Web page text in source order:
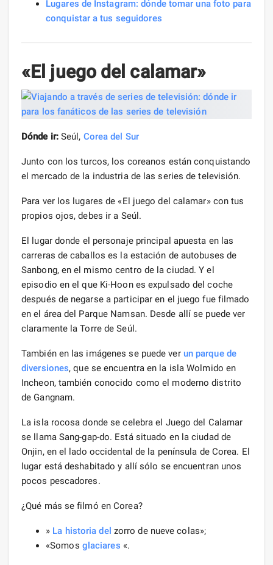
Lugares de Instagram: dónde tomar una foto para
conquistar a tus seguidores
«El juego del calamar»
Dónde ir:Seúl, Corea del Sur
Junto con los turcos, los coreanos están conquistando
el mercado de la industria de las series de televisión.
Para ver los lugares de «El juego del calamar» con tus
propios ojos, debes ir a Seúl.
El lugar donde el personaje principal apuesta en las
carreras de caballos es la estación de autobuses de
Sanbong, en el mismo centro de la ciudad. Y el
episodio en el que Ki-Hoon es expulsado del coche
después de negarse a participar en el juego fue filmado
en el área del Parque Namsan. Desde allí se puede ver
claramente la Torre de Seúl.
También en las imágenes se puede ver un parque de
diversiones, que se encuentra en la isla Wolmido en
Incheon, también conocido como el moderno distrito
de Gangnam.
La isla rocosa donde se celebra el Juego del Calamar
se llama Sang-gap-do. Está situado en la ciudad de
Onjin, en el lado occidental de la península de Corea. El
lugar está deshabitado y allí sólo se encuentran unos
pocos pescadores.
¿Qué más se filmó en Corea?
» La historia del zorro de nueve colas»;
«Somos glaciares «.